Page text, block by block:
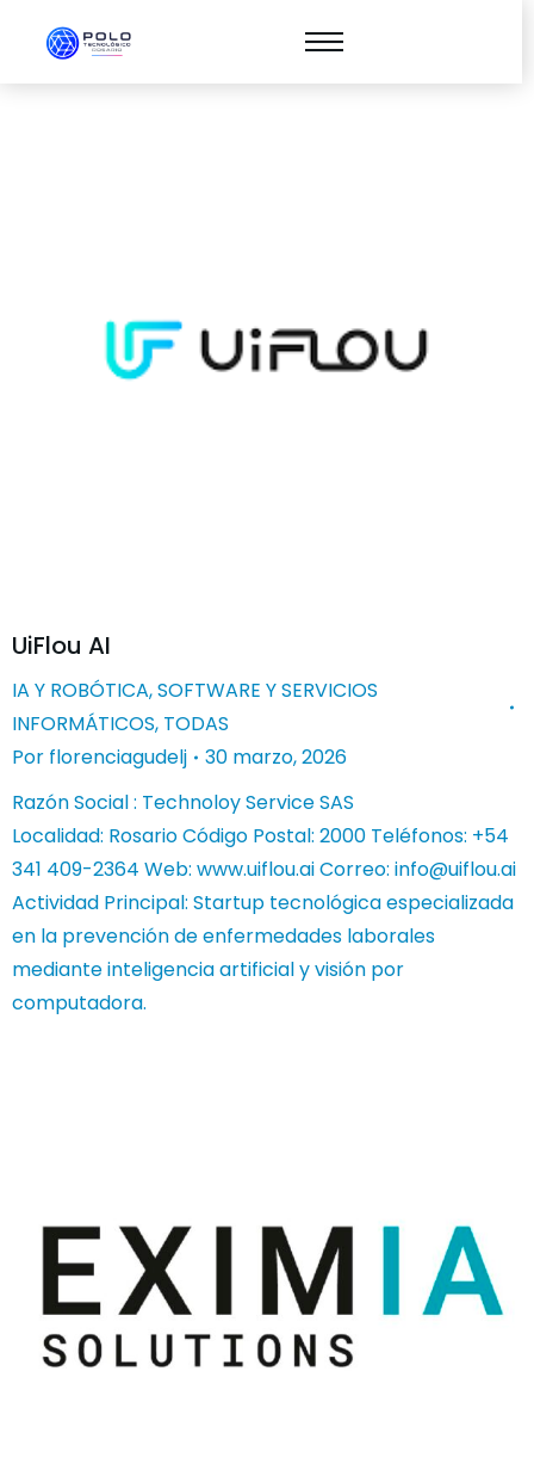
UiFlou AI
IA Y ROBÓTICA,SOFTWARE Y SERVICIOS
INFORMÁTICOS, TODAS
Por florenciagudelj
30 marzo, 2026
Razón Social : Technoloy Service SAS
Localidad: Rosario Código Postal: 2000 Teléfonos: +54
341 409-2364 Web: www.uiflou.ai Correo: info@uiflou.ai
Actividad Principal: Startup tecnológica especializada
en la prevención de enfermedades laborales
mediante inteligencia artificial y visión por
computadora.